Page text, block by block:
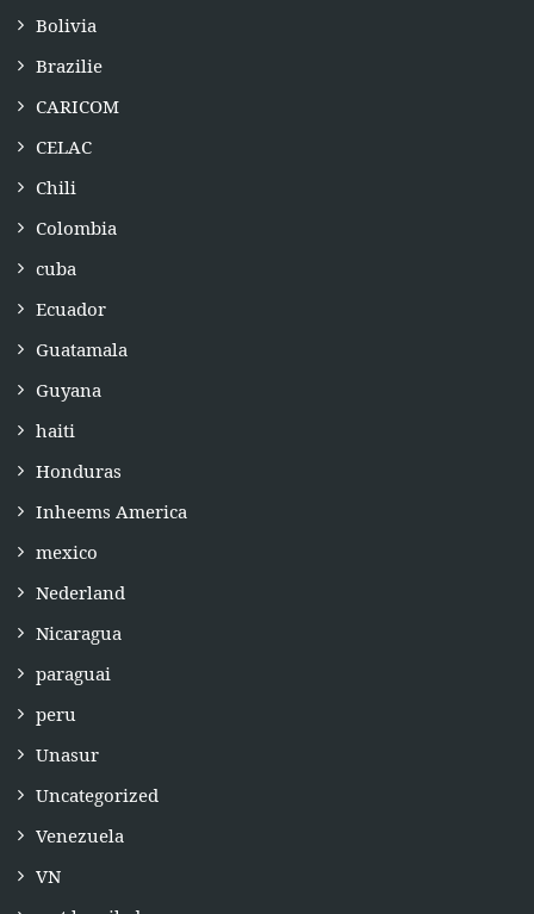
Bolivia
Brazilie
CARICOM
CELAC
Chili
Colombia
cuba
Ecuador
Guatamala
Guyana
haiti
Honduras
Inheems America
mexico
Nederland
Nicaragua
paraguai
peru
Unasur
Uncategorized
Venezuela
VN